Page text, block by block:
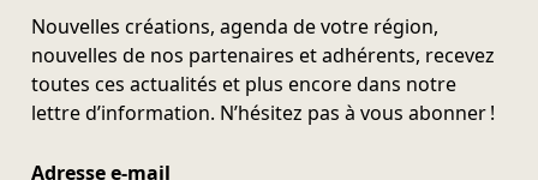
Nouvelles créations, agenda de votre région,
nouvelles de nos partenaires et adhérents, recevez
toutes ces actualités et plus encore dans notre
lettre d’information. N’hésitez pas à vous abonner !
Adresse e-mail